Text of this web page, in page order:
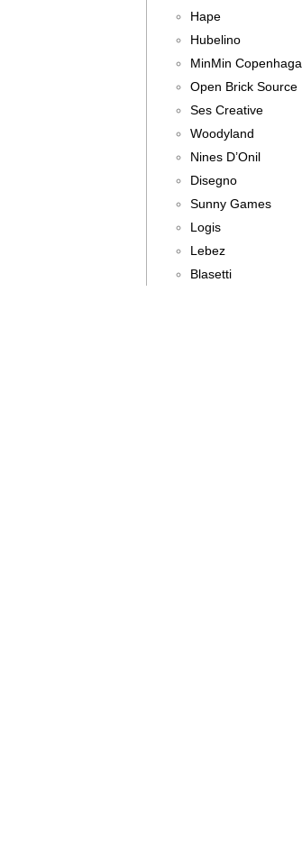
Hape
Hubelino
MinMin Copenhaga
Open Brick Source
Ses Creative
Woodyland
Nines D’Onil
Disegno
Sunny Games
Logis
Lebez
Blasetti